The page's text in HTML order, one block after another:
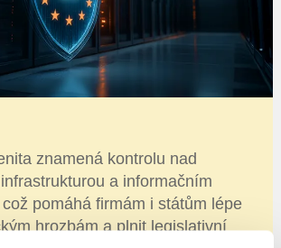
znamená kontrolu nad
a informačním
pomáhá firmám i státům lépe
hrozbám a plnit legislativní